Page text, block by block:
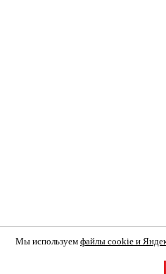
Мы используем файлы cookie и